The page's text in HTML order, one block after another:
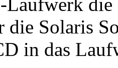
die Solaris
in das